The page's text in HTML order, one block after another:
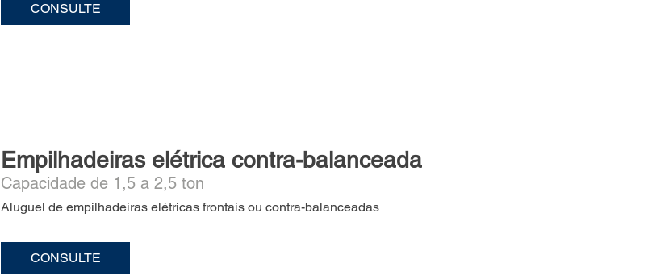
CONSULTE
Empilhadeiras elétrica contra-balanceada
Capacidade de 1,5 a 2,5 ton
Aluguel de empilhadeiras elétricas frontais ou contra-balanceadas
CONSULTE